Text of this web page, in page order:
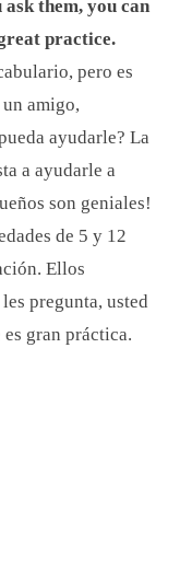
them, you can
practice.
pero es
amigo,
ayudarle? La
a ayudarle a
son geniales!
de 5 y 12
Ellos
pregunta, usted
gran práctica.